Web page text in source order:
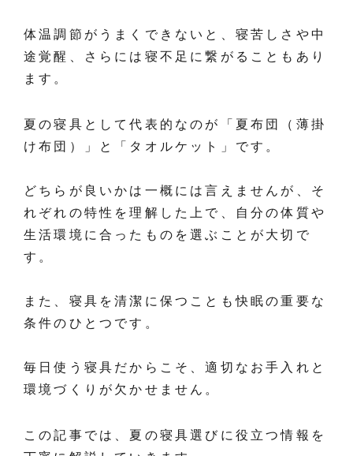
体温調節がうまくできないと、寝苦しさや中
途覚醒、さらには寝不足に繋がることもあり
ます。
夏の寝具として代表的なのが「夏布団（薄掛
け布団）」と「タオルケット」です。
どちらが良いかは一概には言えませんが、そ
れぞれの特性を理解した上で、自分の体質や
生活環境に合ったものを選ぶことが大切で
す。
また、寝具を清潔に保つことも快眠の重要な
条件のひとつです。
毎日使う寝具だからこそ、適切なお手入れと
環境づくりが欠かせません。
この記事では、夏の寝具選びに役立つ情報を